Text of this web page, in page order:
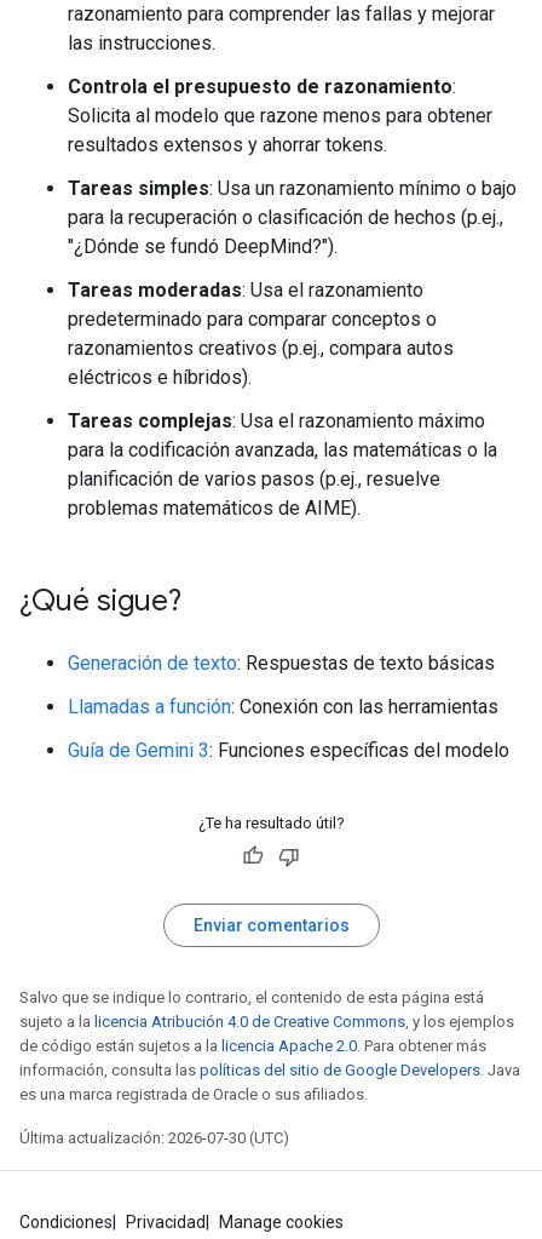
razonamiento para comprender las fallas y mejorar
las instrucciones.
Controla el presupuesto de razonamiento:
Solicita al modelo que razone menos para obtener
resultados extensos y ahorrar tokens.
Tareas simples: Usa un razonamiento mínimo o bajo
para la recuperación o clasificación de hechos (p.ej.,
"¿Dónde se fundó DeepMind?").
Tareas moderadas: Usa el razonamiento
predeterminado para comparar conceptos o
razonamientos creativos (p.ej., compara autos
eléctricos e híbridos).
Tareas complejas: Usa el razonamiento máximo
para la codificación avanzada, las matemáticas o la
planificación de varios pasos (p.ej., resuelve
problemas matemáticos de AIME).
¿Qué sigue?
Generación de texto: Respuestas de texto básicas
Llamadas a función: Conexión con las herramientas
Guía de Gemini 3: Funciones específicas del modelo
¿Te ha resultado útil?
Enviar comentarios
Salvo que se indique lo contrario, el contenido de esta página está
sujeto a la licencia Atribución 4.0 de Creative Commons , y los ejemplos
de código están sujetos a la licencia Apache 2.0 . Para obtener más
información, consulta las políticas del sitio de Google Developers . Java
es una marca registrada de Oracle o sus afiliados.
Última actualización: 2026-07-30 (UTC)
Condiciones Privacidad Manage cookies